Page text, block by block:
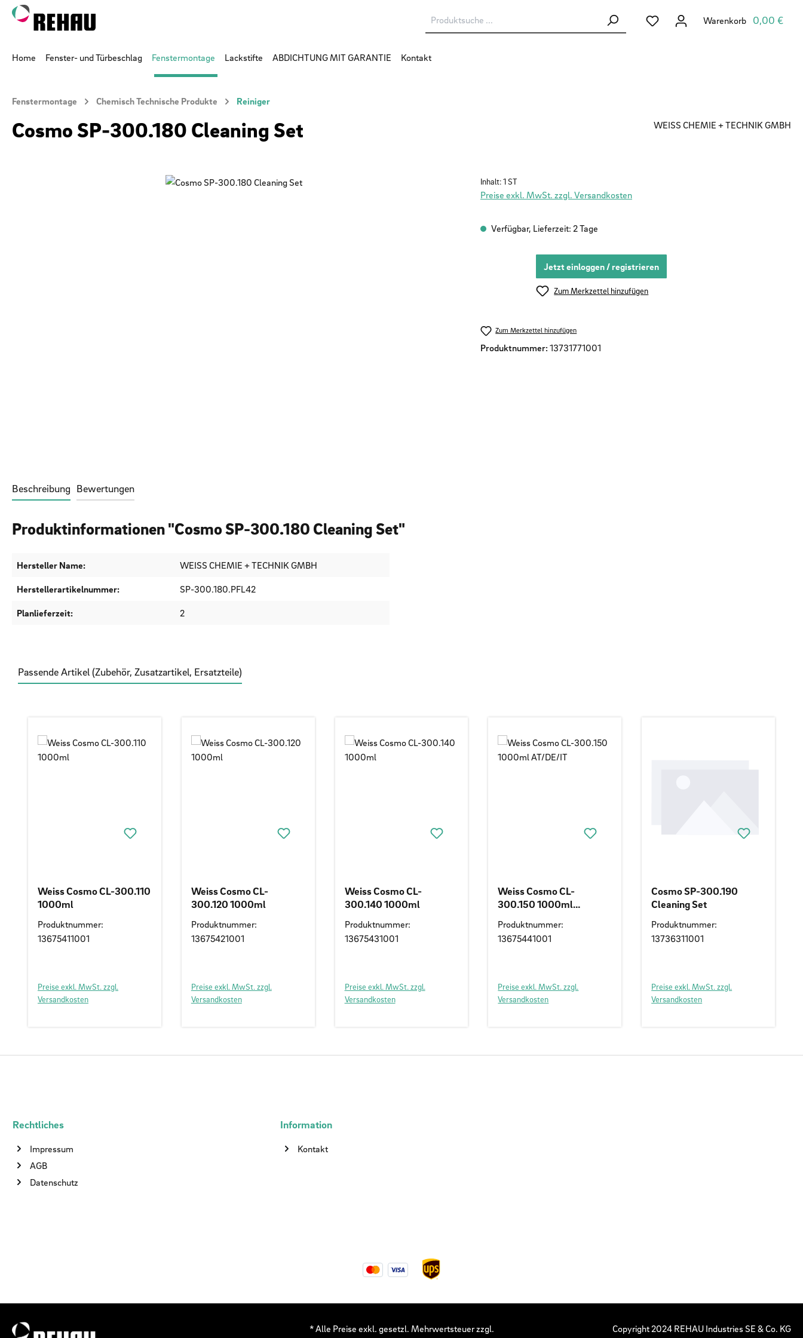
Hauptinhalt springen
Zur Suche springen
Zur Hauptnavigation springen
Du hast 0 Produkte auf dem
Warenkorb 0,00 €
Home Fenster- und Türbeschlag Fenstermontage Lackstifte ABDICHTUNG MIT GARANTIE Kontakt
Fenstermontage Chemisch Technische Produkte Reiniger
Cosmo SP-300.180 Cleaning Set WEISS CHEMIE + TECHNIK GMBH
Inhalt:1 ST
Preise exkl. MwSt. zzgl. Versandkosten
Verfügbar, Lieferzeit: 2 Tage
Jetzt einloggen / registrieren
Zum Merkzettel hinzufügen
Zum Merkzettel hinzufügen
Produktnummer: 13731771001
Beschreibung Bewertungen
Produktinformationen "Cosmo SP-300.180 Cleaning Set"
Hersteller Name:
WEISS CHEMIE + TECHNIK GMBH
Herstellerartikelnummer:
SP-300.180.PFL42
Planlieferzeit:
2
Passende Artikel (Zubehör, Zusatzartikel, Ersatzteile)
Weiss Cosmo CL-300.110
1000ml
Produktnummer:
13675411001
Preise exkl. MwSt. zzgl.
Versandkosten
Weiss Cosmo CL-
300.120 1000ml
Produktnummer:
13675421001
Preise exkl. MwSt. zzgl.
Versandkosten
Weiss Cosmo CL-
300.140 1000ml
Produktnummer:
13675431001
Preise exkl. MwSt. zzgl.
Versandkosten
Weiss Cosmo CL-
300.150 1000ml
Produktnummer:
13675441001
Preise exkl. MwSt. zzgl.
Versandkosten
Cosmo SP-300.190
Cleaning Set
Produktnummer:
13736311001
Preise exkl. MwSt. zzgl.
Versandkosten
Rechtliches
Impressum
AGB
Datenschutz
Information
Kontakt
* Alle Preise exkl. gesetzl. Mehrwertsteuer zzgl.
Copyright 2024 REHAU Industries SE & Co. KG